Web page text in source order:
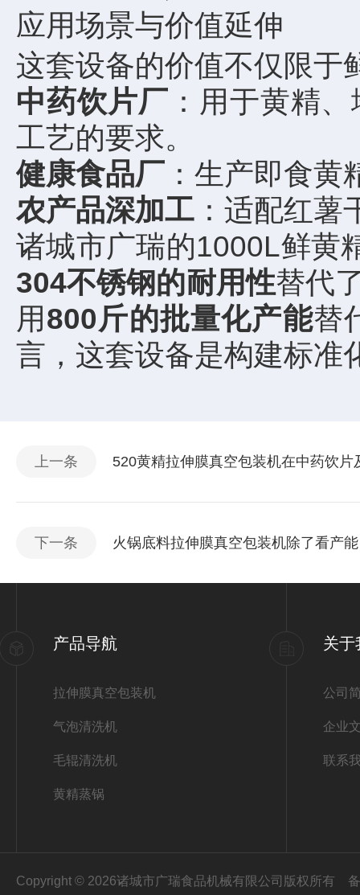
应用场景与价值延伸
这套设备的价值不仅限于
中药饮片厂 ：用于黄精
工艺的要求。
健康食品厂 ：生产即食
农产品深加工 ：适配红
诸城市广瑞的1000L鲜黄
304不锈钢的耐用性替代
用800斤的批量化产能替
言，这套设备是构建标准
上一条 520黄精拉伸膜真空包装机在中药饮片
下一条 火锅底料拉伸膜真空包装机除了看产
产品导航
拉伸膜真空包装机
气泡清洗机
毛辊清洗机
黄精蒸锅
关于
公司
企业
联系
Copyright © 2026诸城市广瑞食品机械有限公司版权所有